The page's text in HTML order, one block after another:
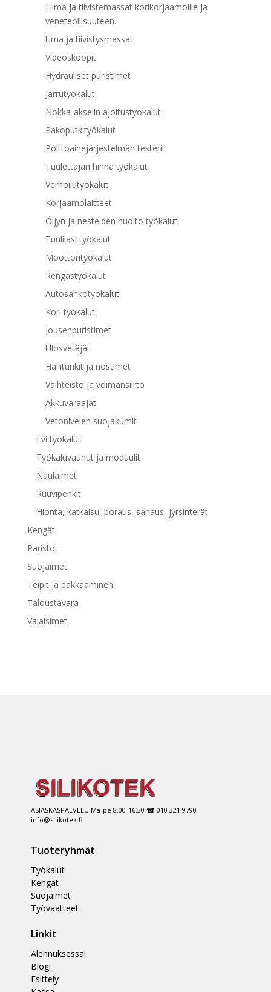
Liima ja tiivistemassat korikorjaamoille ja
veneteollisuuteen.
liima ja tiivistysmassat
Videoskoopit
Hydrauliset puristimet
Jarrutyökalut
Nokka-akselin ajoitustyökalut
Pakoputkityökalut
Polttoainejärjestelmän testerit
Tuulettajan hihna työkalut
Verhoilutyökalut
Korjaamolaitteet
Öljyn ja nesteiden huolto työkalut
Tuulilasi työkalut
Moottorityökalut
Rengastyökalut
Autosähkötyökalut
Kori työkalut
Jousenpuristimet
Ulosvetäjät
Hallitunkit ja nostimet
Vaihteisto ja voimansiirto
Akkuvaraajat
Vetonivelen suojakumit
Lvi työkalut
Työkaluvaunut ja moduulit
Naulaimet
Ruuvipenkit
Hionta, katkaisu, poraus, sahaus, jyrsinterät
Kengät
Paristot
Suojaimet
Teipit ja pakkaaminen
Taloustavara
Valaisimet
ASIASKASPALVELU Ma-pe 8.00-16.30 ☎ 010 321 9790
info@silikotek.fi
Tuoteryhmät
Työkalut
Kengät
Suojaimet
Työvaatteet
Linkit
Alennuksessa!
Blogi
Esittely